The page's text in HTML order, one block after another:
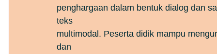
penghargaan dalam bentuk dialog dan
teks
multimodal. Peserta didik mampu
dan